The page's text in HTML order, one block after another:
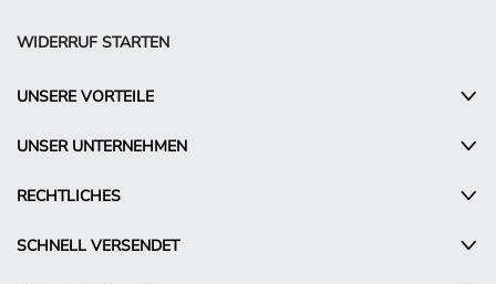
WIDERRUF STARTEN
UNSERE VORTEILE
UNSER UNTERNEHMEN
RECHTLICHES
SCHNELL VERSENDET